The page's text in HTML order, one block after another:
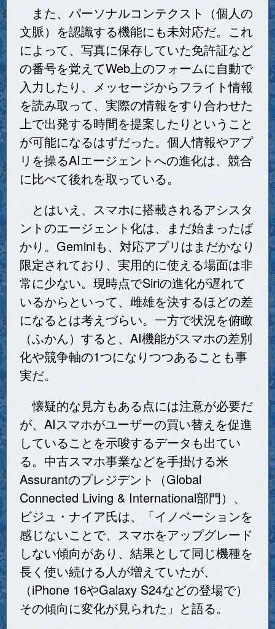
また、パーソナルコンテクスト（個人の
文脈）を認識する機能にも未対応だ。これ
によって、写真に保存していた免許証など
の番号を覚えてWeb上のフォームに自動で
入力したり、メッセージからフライト情報
を読み取って、実際の情報をすり合わせた
上で出発する時間を提案したりということ
が可能になるはずだった。個人情報やアプ
リを操るAIエージェントへの進化は、競合
に比べて後れを取っている。
とはいえ、スマホに搭載されるアシスタ
ントのエージェント化は、まだ始まったば
かり。Geminiも、対応アプリはまだかなり
限定されており、実用的に使える場面は非
常に少ない。現時点でSiriの進化が遅れて
いるからといって、雌雄を決するほどの差
になるとは考えづらい。一方で状況を俯瞰
（ふかん）すると、AI機能がスマホの差別
化や競争軸の1つになりつつあることも事
実だ。
懐疑的な見方もある点には注意が必要だ
が、AIスマホがユーザーの買い替えを促進
していることを示唆するデータも出てい
る。中古スマホ事業などを手掛ける米
Assurantのプレジデント（Global
Connected Living & International部門）、
ビジュ・ナイア氏は、「イノベーションを
感じないことで、スマホをアップグレード
しない傾向があり、結果として同じ機種を
長く使い続ける人が増えていたが、
（iPhone 16やGalaxy S24などの登場で）
その傾向に変化が見られた」と語る。